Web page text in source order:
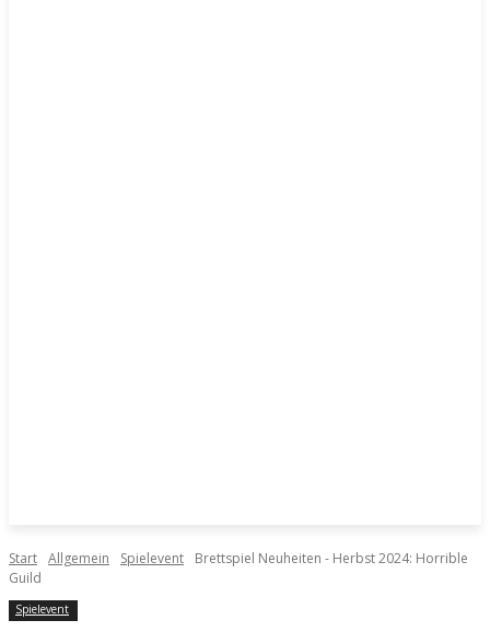
Start Allgemein Spielevent
Brettspiel Neuheiten - Herbst 2024: Horrible
Guild
Spielevent